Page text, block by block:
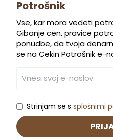
Potrošnik
Vse, kar mora vedeti
Gibanje cen, pravice
ponudbe, da tvoja
se na Cekin Potrošnik e-
Strinjam se s splošnimi